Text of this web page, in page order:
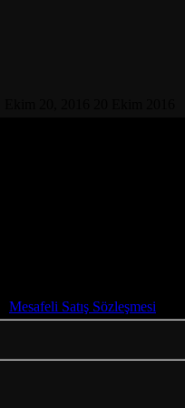
Mesafeli Satış Sözleşmesi